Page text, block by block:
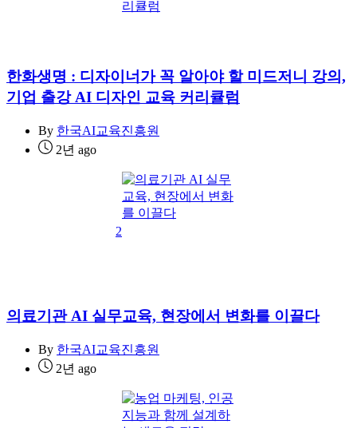
한화생명 : 디자이너가 꼭 알아야 할 미드저니 강의,
기업 출강 AI 디자인 교육 커리큘럼
By 한국AI교육진흥원
2년 ago
2
의료기관 AI 실무교육, 현장에서 변화를 이끌다
By 한국AI교육진흥원
2년 ago